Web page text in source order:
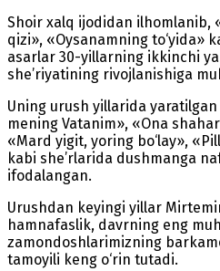
Shoir xalq ijodidan ilhomlanib,
qizi», «Oysanamning to‘yida»
asarlar 30-yillarning ikkinchi
she’riyatining rivojlanishiga
Uning urush yillarida yaratilgan
mening Vatanim», «Ona
«Mard yigit, yoring bo‘lay»,
kabi she’rlarida dushmanga
ifodalangan.
Urushdan keyingi yillar
hamnafaslik, davrning eng
zamondoshlarimizning
tamoyili keng o‘rin tutadi.